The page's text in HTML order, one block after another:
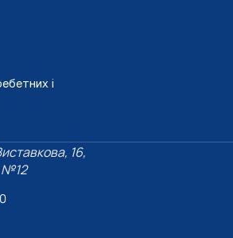
і
16,
№12